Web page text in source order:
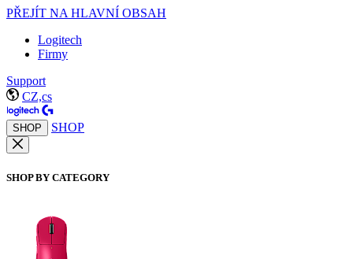
PŘEJÍT NA HLAVNÍ OBSAH
Logitech
Firmy
Support
CZ,cs
SHOP SHOP
SHOP BY CATEGORY